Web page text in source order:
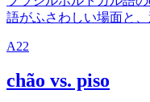
語がふさわしい場面と、
A22
chão vs. piso